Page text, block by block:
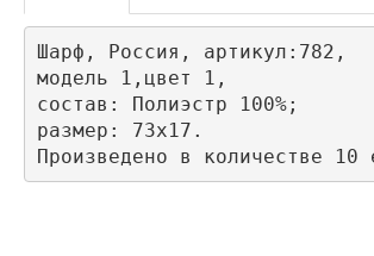
Шарф, Россия, артикул:782,
модель 1,цвет 1,
состав: Полиэстр 100%;
размер: 73х17.
Произведено в количестве 10